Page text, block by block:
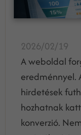
2026/02/19
A weboldal
eredménnyel.
hirdetések
hozhatnak
konverzió.